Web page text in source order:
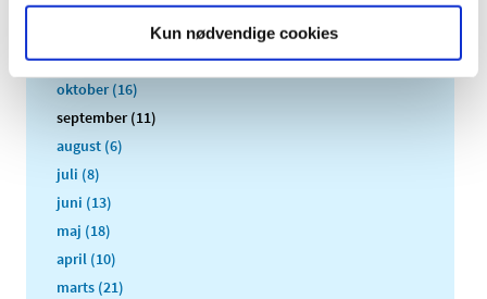
Kun nødvendige cookies
2018 (150)
november (10)
oktober (16)
september (11)
august (6)
juli (8)
juni (13)
maj (18)
april (10)
marts (21)